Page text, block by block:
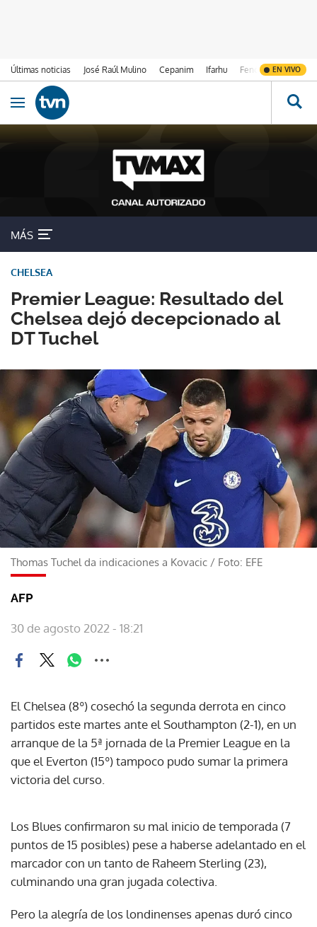
Últimas noticias José Raúl Mulino Cepanim Ifarhu Fenómeno de El
EN VIVO
Ir al contenido
Obrir navegació
MÁS
Premier League: Resultado del
Chelsea dejó decepcionado al
DT Tuchel
CHELSEA
Thomas Tuchel da indicaciones a Kovacic / Foto: EFE
AFP
30 de agosto 2022 - 18:21
El Chelsea (8º) cosechó la segunda derrota en cinco
partidos este martes ante el Southampton (2-1), en un
arranque de la 5ª jornada de la Premier League en la
que el Everton (15º) tampoco pudo sumar la primera
victoria del curso.
Los Blues confirmaron su mal inicio de temporada (7
puntos de 15 posibles) pese a haberse adelantado en el
marcador con un tanto de Raheem Sterling (23),
culminando una gran jugada colectiva.
Pero la alegría de los londinenses apenas duró cinco